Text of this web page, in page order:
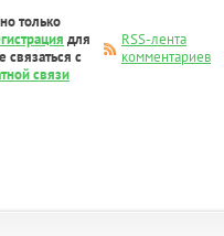
только
для
связаться с
связи
RSS-лента
комментариев